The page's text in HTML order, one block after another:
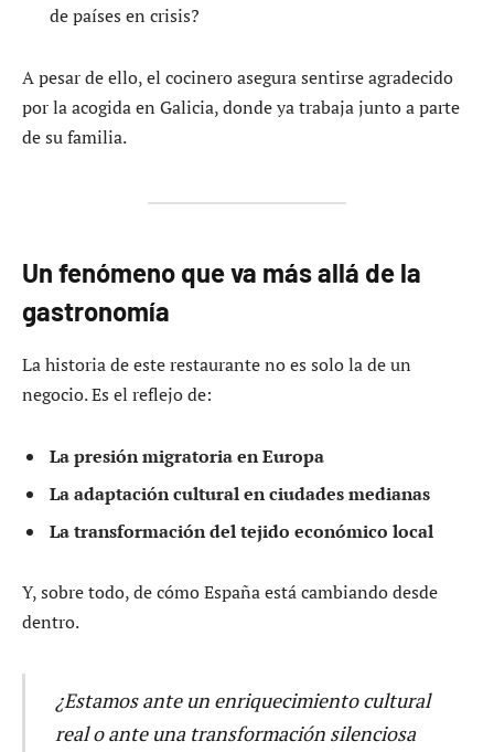
de países en crisis?
A pesar de ello, el cocinero asegura sentirse agradecido
por la acogida en Galicia, donde ya trabaja junto a parte
de su familia.
Un fenómeno que va más allá de la
gastronomía
La historia de este restaurante no es solo la de un
negocio. Es el reflejo de:
La presión migratoria en Europa
La adaptación cultural en ciudades medianas
La transformación del tejido económico local
Y, sobre todo, de cómo España está cambiando desde
dentro.
¿Estamos ante un enriquecimiento cultural
real o ante una transformación silenciosa